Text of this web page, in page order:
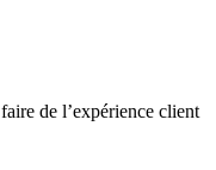
de l’expérience client